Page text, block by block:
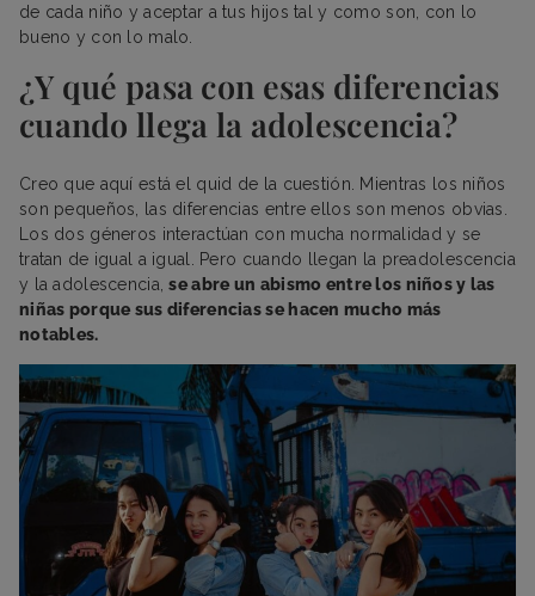
de cada niño y aceptar a tus hijos tal y como son, con lo
bueno y con lo malo.
¿Y qué pasa con esas diferencias
cuando llega la adolescencia?
Creo que aquí está el quid de la cuestión. Mientras los niños
son pequeños, las diferencias entre ellos son menos obvias.
Los dos géneros interactúan con mucha normalidad y se
tratan de igual a igual. Pero cuando llegan la preadolescencia
y la adolescencia,se abre un abismo entre los niños y las
niñas porque sus diferencias se hacen mucho más
notables.